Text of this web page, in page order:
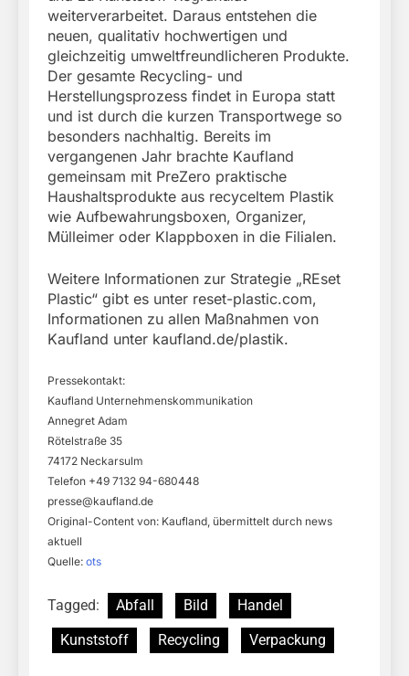
weiterverarbeitet. Daraus entstehen die
neuen, qualitativ hochwertigen und
gleichzeitig umweltfreundlicheren Produkte.
Der gesamte Recycling- und
Herstellungsprozess findet in Europa statt
und ist durch die kurzen Transportwege so
besonders nachhaltig. Bereits im
vergangenen Jahr brachte Kaufland
gemeinsam mit PreZero praktische
Haushaltsprodukte aus recyceltem Plastik
wie Aufbewahrungsboxen, Organizer,
Mülleimer oder Klappboxen in die Filialen.
Weitere Informationen zur Strategie „REset
Plastic“ gibt es unter reset-plastic.com,
Informationen zu allen Maßnahmen von
Kaufland unter kaufland.de/plastik.
Pressekontakt:
Kaufland Unternehmenskommunikation
Annegret Adam
Rötelstraße 35
74172 Neckarsulm
Telefon +49 7132 94-680448
presse@kaufland.de
Original-Content von: Kaufland, übermittelt durch news
aktuell
Quelle: ots
Tagged: Abfall Bild
Handel
Kunststoff
Recycling Verpackung